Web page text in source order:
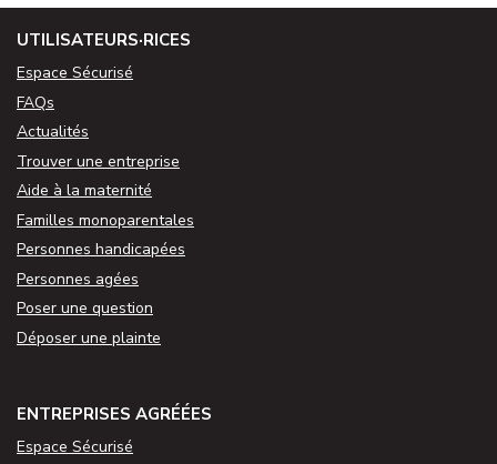
UTILISATEURS·RICES
Espace Sécurisé
FAQs
Actualités
Trouver une entreprise
Aide à la maternité
Familles monoparentales
Personnes handicapées
Personnes agées
Poser une question
Déposer une plainte
ENTREPRISES AGRÉÉES
Espace Sécurisé